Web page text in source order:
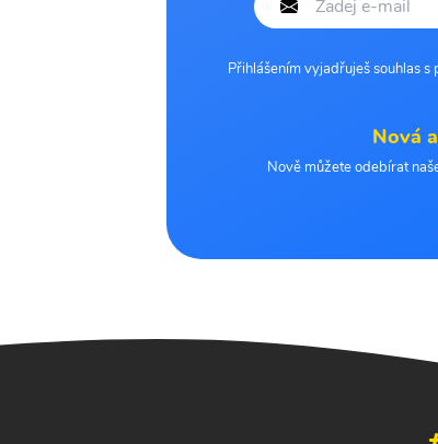
Přihlášením vyjadřuješ souhlas
Nová
Nově můžete odebírat